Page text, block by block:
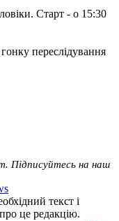
Старт - о 15:30
переслідування
Підписуйтесь на наш
текст і
це редакцію.